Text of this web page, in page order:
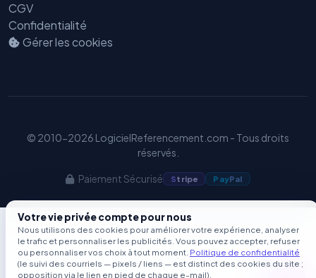
CGV
Confidentialité
Gérer les cookies
© 2010-2026 LogicielReferencement.com - Tous droits
réservés.
Paiement Sécurisé Stripe PayPal
Votre vie privée compte pour nous
Nous utilisons des cookies pour améliorer votre expérience, analyser
le trafic et personnaliser les publicités. Vous pouvez accepter, refuser
ou personnaliser vos choix à tout moment. Politique de confidentialité
(le suivi des courriels — pixels / liens — est distinct des cookies du site ;
opposition via le lien en pied de chaque e-mail).